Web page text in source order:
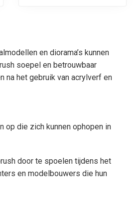
en diorama’s kunnen
soepel en betrouwbaar
na het gebruik van acrylverf en
die zich kunnen ophopen in
door te spoelen tijdens het
en modelbouwers die hun